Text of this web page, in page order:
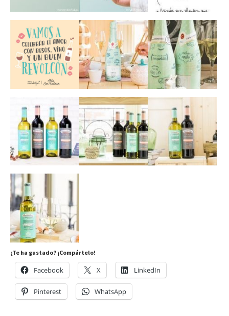
¿Te ha gustado? ¡Compártelo!
Facebook X LinkedIn
Pinterest WhatsApp